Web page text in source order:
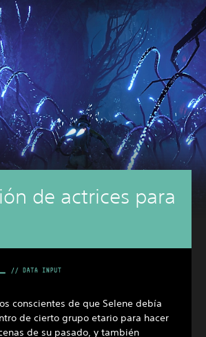
de actrices para
conscientes de que Selene debía
de cierto grupo etario para hacer
de su pasado, y también